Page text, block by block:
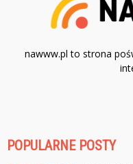
nawww.pl to strona
POPULARNE POSTY